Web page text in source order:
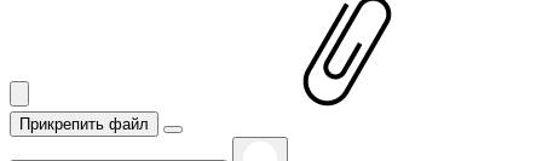
Прикрепить файл